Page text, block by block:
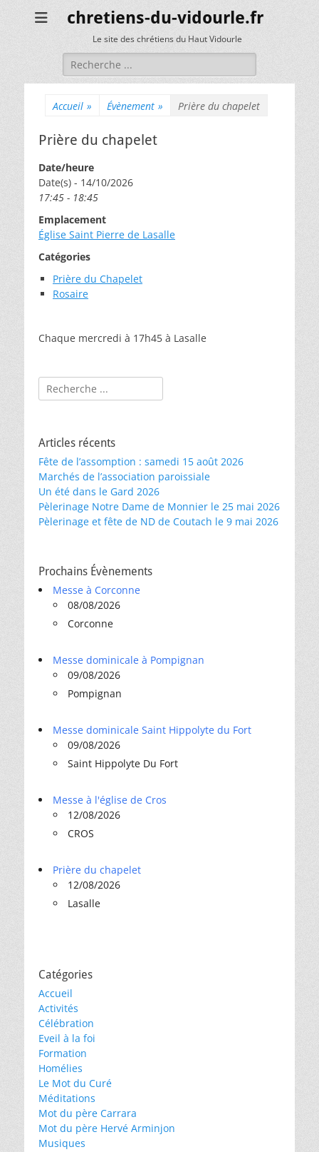
chretiens-du-vidourle.fr
Le site des chrétiens du Haut Vidourle
Rechercher :
Accueil » Évènement » Prière du chapelet
Prière du chapelet
Date/heure
Date(s) - 14/10/2026
17:45 - 18:45
Emplacement
Église Saint Pierre de Lasalle
Catégories
Prière du Chapelet
Rosaire
Chaque mercredi à 17h45 à Lasalle
Rechercher :
Articles récents
Fête de l’assomption : samedi 15 août 2026
Marchés de l’association paroissiale
Un été dans le Gard 2026
Pèlerinage Notre Dame de Monnier le 25 mai 2026
Pèlerinage et fête de ND de Coutach le 9 mai 2026
Prochains Évènements
Messe à Corconne
08/08/2026
Corconne
Messe dominicale à Pompignan
09/08/2026
Pompignan
Messe dominicale Saint Hippolyte du Fort
09/08/2026
Saint Hippolyte Du Fort
Messe à l'église de Cros
12/08/2026
CROS
Prière du chapelet
12/08/2026
Lasalle
Catégories
Accueil
Activités
Célébration
Eveil à la foi
Formation
Homélies
Le Mot du Curé
Méditations
Mot du père Carrara
Mot du père Hervé Arminjon
Musiques